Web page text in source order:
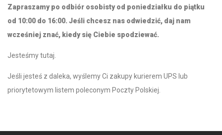
Zapraszamy po odbiór osobisty od poniedziałku do piątku
od 10:00 do 16:00. Jeśli chcesz nas odwiedzić, daj nam
wcześniej znać, kiedy się Ciebie spodziewać.
Jesteśmy tutaj
Jeśli jesteś z daleka, wyślemy Ci zakupy kurierem UPS lub
priorytetowym listem poleconym Poczty Polskiej.